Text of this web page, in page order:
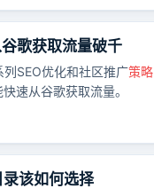
歌获取流量破千
SEO优化和社区推广策略
速从谷歌获取流量。
该如何选择